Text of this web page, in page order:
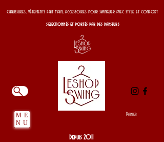
chaussures, vêtements fait main, accessoires pour swinguer avec style et confort
selectionnés et portés par des danseurs
ME
NU
Panier
Depuis 2011